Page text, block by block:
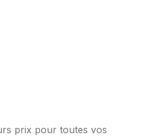
prix pour toutes vos